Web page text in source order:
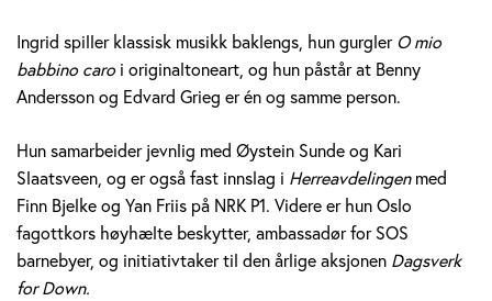
r
n
o
v
Ingrid spiller klassisk musikk baklengs, hun gurglerO mio
babbino caro i originaltoneart, og hun påstår at Benny
Andersson og Edvard Grieg er én og samme person.
Hun samarbeider jevnlig med Øystein Sunde og Kari
Slaatsveen, og er også fast innslag i Herreavdelingenmed
Finn Bjelke og Yan Friis på NRK P1. Videre er hun Oslo
fagottkors høyhælte beskytter, ambassadør for SOS
barnebyer, og initiativtaker til den årlige aksjonen Dagsverk
for Down.